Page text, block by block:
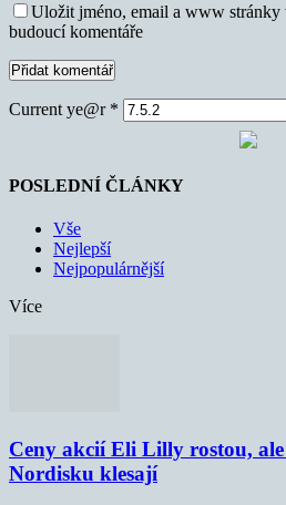
Uložit jméno, email a www stránky
budoucí komentáře
Current ye@r *
POSLEDNÍ ČLÁNKY
Vše
Nejlepší
Nejpopulárnější
Více
Ceny akcií Eli Lilly rostou,
Nordisku klesají